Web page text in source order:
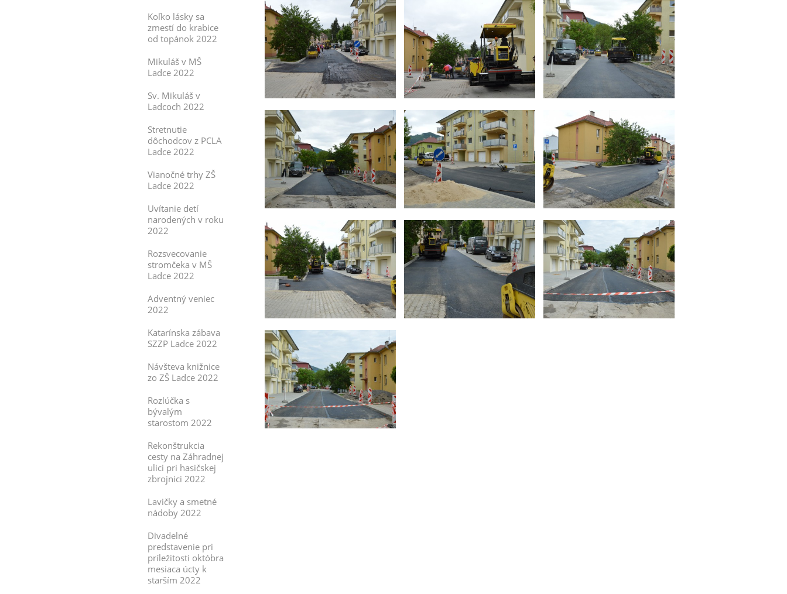
Koľko lásky sa
zmestí do krabice
od topánok 2022
Mikuláš v MŠ
Ladce 2022
Sv. Mikuláš v
Ladcoch 2022
Stretnutie
dôchodcov z PCLA
Ladce 2022
Vianočné trhy ZŠ
Ladce 2022
Uvítanie detí
narodených v roku
2022
Rozsvecovanie
stromčeka v MŠ
Ladce 2022
Adventný veniec
2022
Katarínska zábava
SZZP Ladce 2022
Návšteva knižnice
zo ZŠ Ladce 2022
Rozlúčka s
bývalým
starostom 2022
Rekonštrukcia
cesty na Záhradnej
ulici pri hasičskej
zbrojnici 2022
Lavičky a smetné
nádoby 2022
Divadelné
predstavenie pri
príležitosti októbra
mesiaca úcty k
starším 2022